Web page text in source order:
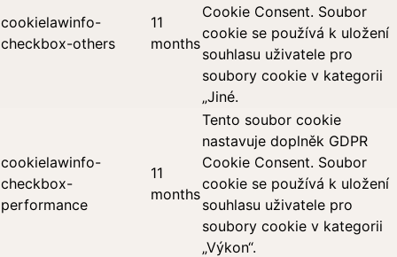
cookielawinfo-
checkbox-others
11
months
Cookie Consent. Soubor
cookie se používá k uložení
souhlasu uživatele pro
soubory cookie v kategorii
„Jiné.
cookielawinfo-
checkbox-
performance
11
months
Tento soubor cookie
nastavuje doplněk GDPR
Cookie Consent. Soubor
cookie se používá k uložení
souhlasu uživatele pro
soubory cookie v kategorii
„Výkon“.